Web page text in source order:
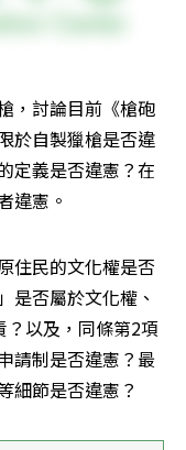
，討論目前《槍砲
於自製獵槍是否違
定義是否違憲？在
違憲。
住民的文化權是否
是否屬於文化權、
以及，同條第2項
請制是否違憲？最
細節是否違憲？